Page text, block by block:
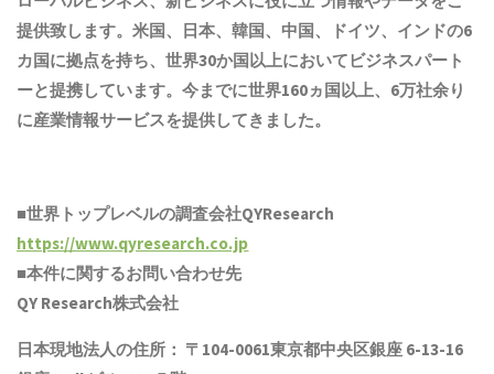
提供致します。米国、日本、韓国、中国、ドイツ、 インドの6
カ国に拠点を持ち、世界30か国以上においてビジネスパート
ーと提携しています。今までに世界160ヵ国以上、6万社余り
に産業情報サービスを提供してきました。
■世界トップレベルの調査会社QYResearch
https://www.qyresearch.co.jp
■本件に関するお問い合わせ先
QY Research株式会社
日本現地法人の住所： 〒104-0061東京都中央区銀座 6-13-16